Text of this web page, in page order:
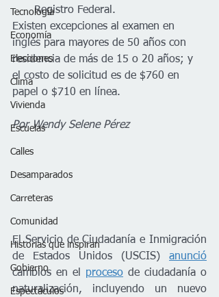
Tecnología
Economía
Elecciones
Clima
Vivienda
Escuelas
Calles
Desamparados
Carreteras
Comunidad
Historias que inspiran
Gobierno
Espectáculos
Registro Federal.
Existen excepciones al examen en
inglés para mayores de 50 años con
residencia de más de 15 o 20 años; y
el costo de solicitud es de $760 en
papel o $710 en línea.
Por Wendy Selene Pérez
El Servicio de Ciudadanía e Inmigración
de Estados Unidos (USCIS) anunció
cambios en el proceso de ciudadanía o
naturalización, incluyendo un nuevo